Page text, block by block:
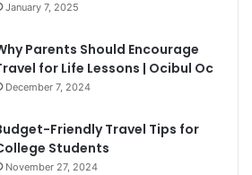
January 7, 2025
Parents Should Encourage
for Life Lessons | Ocibul Oc
December 7, 2024
Friendly Travel Tips for
Students
November 27, 2024